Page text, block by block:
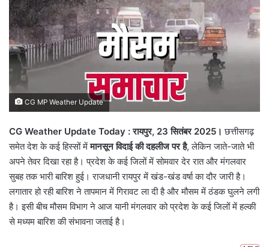
CG MP Weather Update
CG Weather Update Today : रायपुर, 23 सितंबर 2025। छत्तीसगढ़
समेत देश के कई हिस्सों मेंमानसून विदाई की दहलीज पर है, लेकिन जाते-जाते भी
अपने तेवर दिखा रहा है। प्रदेश के कई जिलों में सोमवार देर रात और मंगलवार
सुबह तक भारी बारिश हुई। राजधानी रायपुर में खंड-खंड वर्षा का दौर जारी है।
लगातार हो रही बारिश ने तापमान में गिरावट ला दी है और मौसम में ठंडक घुलने लगी
है। इसी बीच मौसम विभाग ने आज यानी मंगलवार को प्रदेश के कई जिलों में हल्की
से मध्यम बारिश की संभावना जताई है।